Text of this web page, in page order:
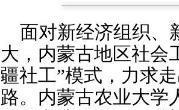
面对新经济组织、
大，内蒙古地区社会
疆社工”模式，力求
路。内蒙古农业大学